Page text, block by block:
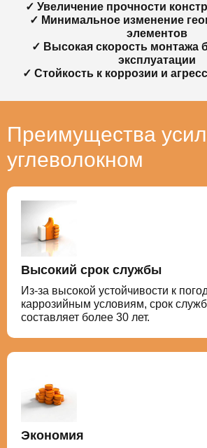
✓ Увеличение прочности
✓ Минимальное изменение
элементов
✓ Высокая скорость монтажа
эксплуатации
✓ Стойкость к коррозии и
Преимущества
углеволокном
Высокий срок службы
Из-за высокой устойчивости к
каррозийным условиям, срок
составляет более 30 лет.
Экономия